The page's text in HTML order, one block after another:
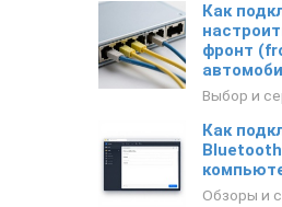
Как
фронт
Выбор и
Как
Обзоры и